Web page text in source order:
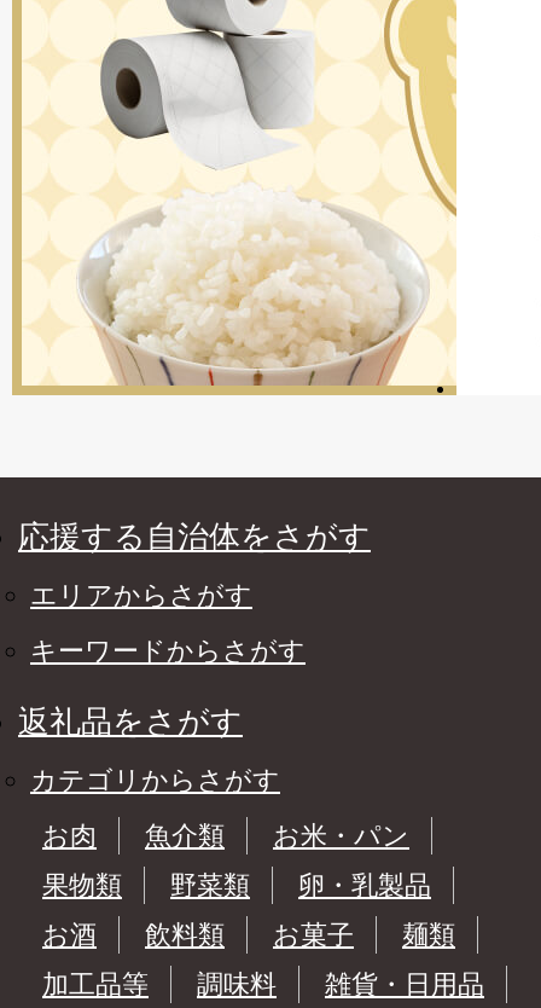
応援する自治体をさがす
エリアからさがす
キーワードからさがす
返礼品をさがす
カテゴリからさがす
お肉
魚介類
お米・パン
果物類
野菜類
卵・乳製品
お酒
飲料類 お菓子
麺類
加工品等
調味料
雑貨・日用品